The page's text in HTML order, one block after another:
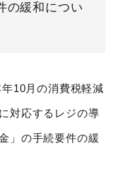
の緩和につい
10月の消費税軽減
対応するレジの導
」の手続要件の緩